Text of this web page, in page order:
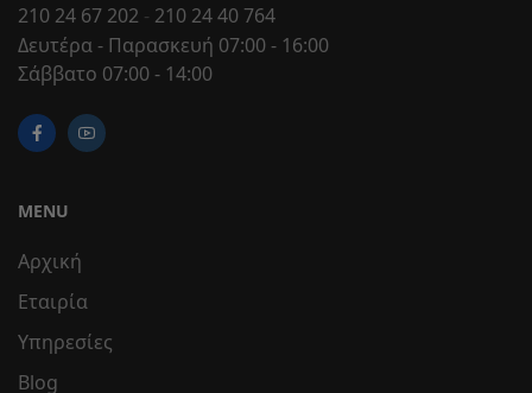
210 24 67 202 - 210 24 40 764
Δευτέρα - Παρασκευή 07:00 - 16:00
Σάββατο 07:00 - 14:00
MENU
Αρχική
Εταιρία
Υπηρεσίες
Blog